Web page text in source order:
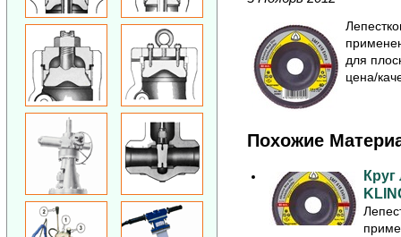
для
цена/
Похожие